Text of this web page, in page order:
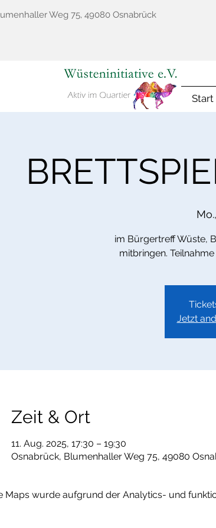
Weg 75, 49080 Osnabrück
Start
im Bürgertreff Wüste,
mitbringen.
Jetzt
Zeit & Ort
11. Aug. 2025, 17:30 – 19:30
Osnabrück, Blumenhaller Weg 75, 49080
Maps wurde aufgrund der Analytics- und